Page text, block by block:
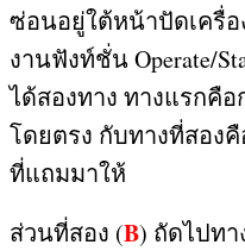
ซ่อนอยู่ใต้หน้าปัดเครื่
งานฟังท์ชั่นOperate/
ได้สองทาง ทางแรกคื
โดยตรง กับทางที่สอง
ที่แถมมาให้
ส่วนที่สอง (B) ถัดไปท